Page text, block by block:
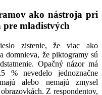
ako nástroja pri
mladistvých
zistenie, že viac ako
domnieva, že piktogramy sú
Opačný názor má
% nevedelo jednoznačne
alebo nemajú zmysel
Z respondentov,